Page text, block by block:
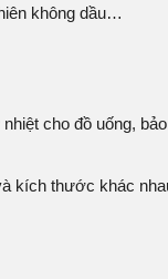
không dầu…
cho đồ uống,
kích thước khác